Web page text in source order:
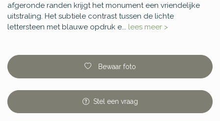
afgeronde randen krijgt het monument een vriendelijke
uitstraling. Het subtiele contrast tussen de lichte
lettersteen met blauwe opdruk e... lees meer >
Bewaar foto
Stel een vraag